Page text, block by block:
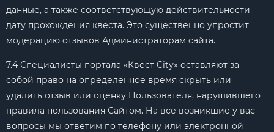
данные, а также соответствующую действительности
дату прохождения квеста. Это существенно упростит
модерацию отзывов Администраторам сайта.
7.4 Специалисты портала «Квест City» оставляют за
собой право на определенное время скрыть или
удалить отзыв или оценку Пользователя, нарушившего
правила пользования Сайтом. На все возникшие у вас
вопросы мы ответим по телефону или электронной